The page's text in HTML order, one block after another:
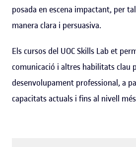
posada en escena impactant, per
manera clara i persuasiva.
Els cursos del UOC Skills Lab et
comunicació i altres habilitats clau
desenvolupament professional, a
capacitats actuals i fins al nivell